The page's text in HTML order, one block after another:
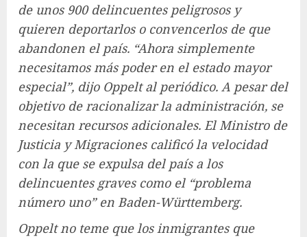
de unos 900 delincuentes peligrosos y
quieren deportarlos o convencerlos de que
abandonen el país. “Ahora simplemente
necesitamos más poder en el estado mayor
especial”, dijo Oppelt al periódico. A pesar del
objetivo de racionalizar la administración, se
necesitan recursos adicionales. El Ministro de
Justicia y Migraciones calificó la velocidad
con la que se expulsa del país a los
delincuentes graves como el “problema
número uno” en Baden-Württemberg.
Oppelt no teme que los inmigrantes que